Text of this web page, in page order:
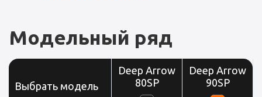
Модельный ряд
Выбрать модель
Deep Arrow
80SP
Deep Arrow
90SP